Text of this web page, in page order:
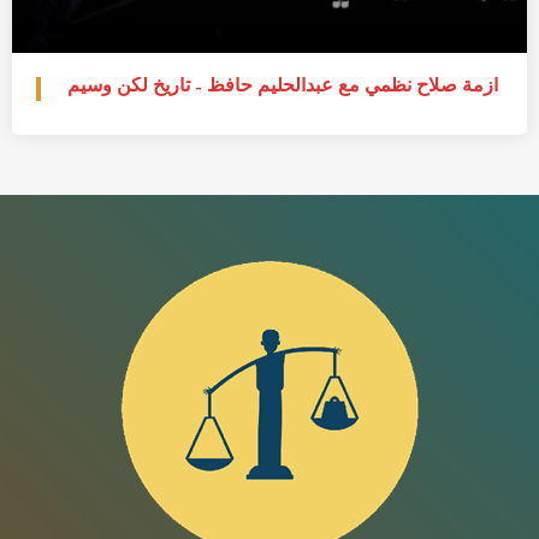
أزمة صلاح نظمي مع عبدالحليم حافظ – تاريخ لكن وسيم